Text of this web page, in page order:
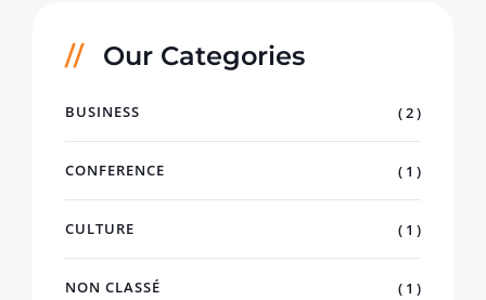
Our Categories
BUSINESS ( 2 )
CONFERENCE ( 1 )
CULTURE ( 1 )
NON CLASSÉ ( 1 )